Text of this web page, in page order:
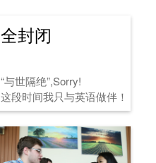
全封闭
“与世隔绝”,Sorry!
这段时间我只与英语做伴！